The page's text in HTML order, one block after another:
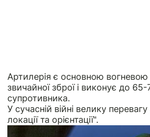
Артилерія є основною вогневою
звичайної зброї і виконує до
супротивника.
У сучасній війні велику
локації та орієнтації".